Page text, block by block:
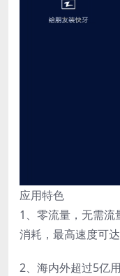
应用特色
1、零流量，无需
消耗，最高速度可
2、海内外超过5亿